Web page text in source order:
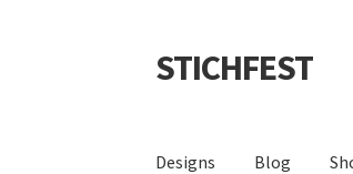
Zur
Navigation
Zum
Inhalt
STICHFEST
Designs Blog